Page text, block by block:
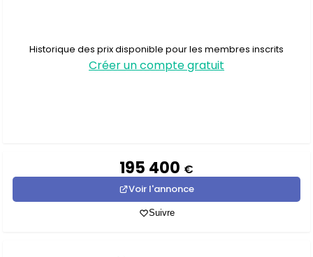
Historique des prix disponible pour les membres inscrits
Créer un compte gratuit
195 400 €
Voir l'annonce
Suivre